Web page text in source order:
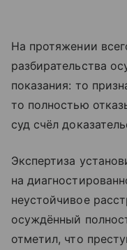
На протяжении
разбирательства
показания: то
то полностью
суд счёл
Экспертиза
на
неустойчивое
осуждённый
отметил, что